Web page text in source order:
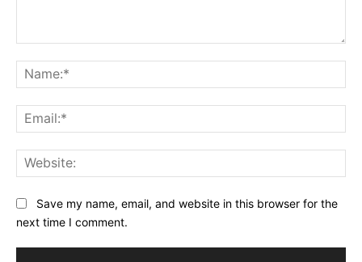
Save my name, email, and website in this browser for the
next time I comment.